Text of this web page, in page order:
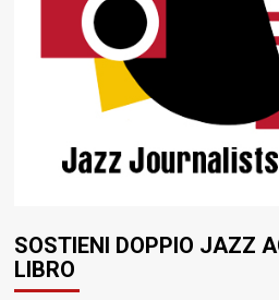
SOSTIENI DOPPIO JAZZ
LIBRO